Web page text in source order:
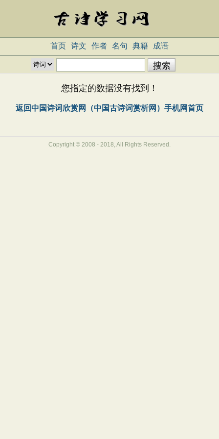
首页 诗文 作者 名句 典籍 成语
您指定的数据没有找到！
返回中国诗词欣赏网（中国古诗词赏析网）手机网首页
Copyright © 2008 - 2018, All Rights Reserved.